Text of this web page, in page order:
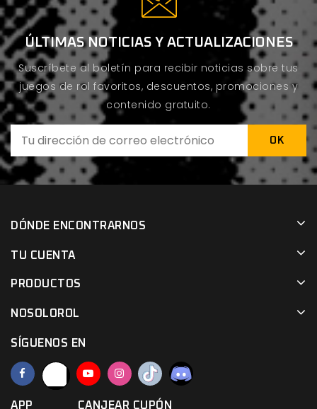
ÚLTIMAS NOTICIAS Y ACTUALIZACIONES
Suscríbete al boletín para recibir noticias sobre tus
juegos de rol favoritos, descuentos, promociones y
contenido gratuito.
DÓNDE ENCONTRARNOS
TU CUENTA
PRODUCTOS
NOSOLOROL
SÍGUENOS EN
APP CANJEAR CUPÓN